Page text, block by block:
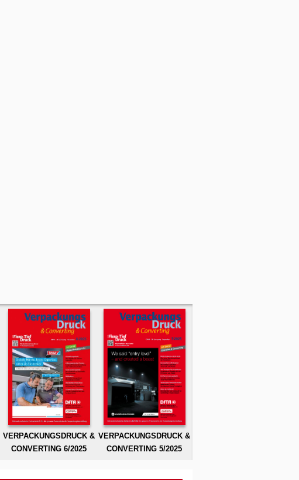
VERPACKUNGSDRUCK &
CONVERTING 6/2025
VERPACKUNGSDRUCK &
CONVERTING 5/2025